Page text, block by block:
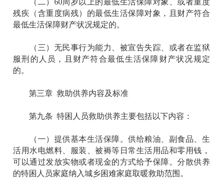
（二）60周岁以上的最低生活保障对象、或者重度
残疾（含重度病残）的最低生活保障对象，且财产符合
最低生活保障财产状况规定的。
（三）无民事行为能力、被宣告失踪、或者在监狱
服刑的人员，且财产符合最低生活保障财产状况规定
的。
第三章 救助供养内容及标准
第九条 特困人员救助供养主要包括以下内容：
（一）提供基本生活保障。供给粮油、副食品、生
活用水电燃料、服装、被褥等日常生活用品和零用钱，
可以通过发放实物或者现金的方式给予保障。分散供养
的特困人员家庭纳入城乡困难家庭取暖救助范围。